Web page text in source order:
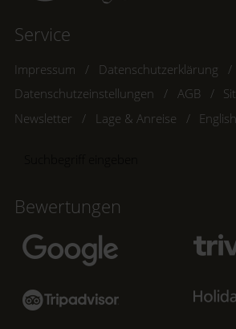
Service
Impressum
Datenschutzerklärung
Datenschutzeinstellungen
AGB
Newsletter
Lage & Anreise
Bewertungen